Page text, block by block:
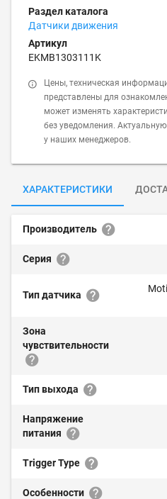
Раздел каталога
Датчики движения
Артикул
EKMB1303111K
Цены, техническая
представлены для
может изменять
без уведомления.
у наших менеджеров.
ХАРАКТЕРИСТИКИ
Производитель
Серия
Тип датчика
Зона
чувствительности
Тип выхода
Напряжение
питания
Trigger Type
Особенности